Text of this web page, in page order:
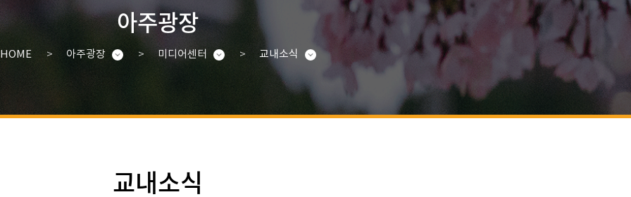
아주광장
HOME 아주광장 미디어센터 교내소식
교내소식